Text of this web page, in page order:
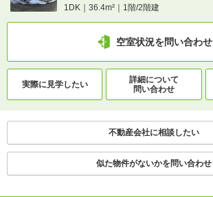
1DK｜36.4m²｜1階/2階建
空室状況を問い合わせ
実際に見学したい
詳細について
問い合わせ
不動産会社に相談したい
似た物件がないかを問い合わせ